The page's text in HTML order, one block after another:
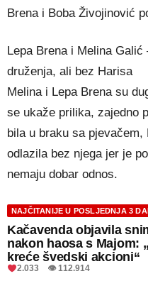
Brena i Boba Živojinović
Lepa Brena i Melina
druženja, ali bez Harisa
Melina i Lepa Brena su
se ukaže prilika, zajedno
bila u braku sa
odlazila bez njega jer je
nemaju dobar odnos.
NAJČITANIJE U POSLJEDNJA 3
Kačavenda objavila
nakon haosa s Majom:
kreće švedski akcioni“
2.033 👁 112.914